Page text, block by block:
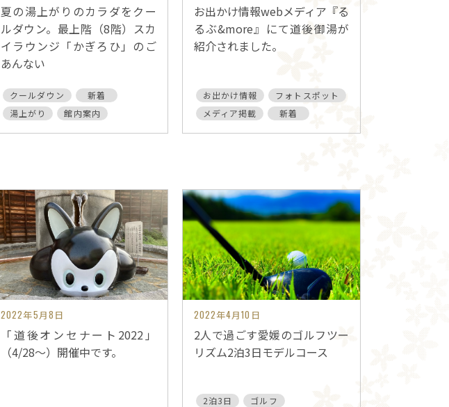
夏の湯上がりのカラダをクー
ルダウン。最上階（8階）スカ
イラウンジ「かぎろひ」のご
あんない
クールダウン
新着
湯上がり
館内案内
お出かけ情報webメディア『る
るぶ&more』にて道後御湯が
紹介されました。
お出かけ情報
フォトスポット
メディア掲載
新着
2022年5月8日
「道後オンセナート2022」
（4/28～）開催中です。
2022年4月10日
2人で過ごす愛媛のゴルフツー
リズム2泊3日モデルコース
2泊3日
ゴルフ